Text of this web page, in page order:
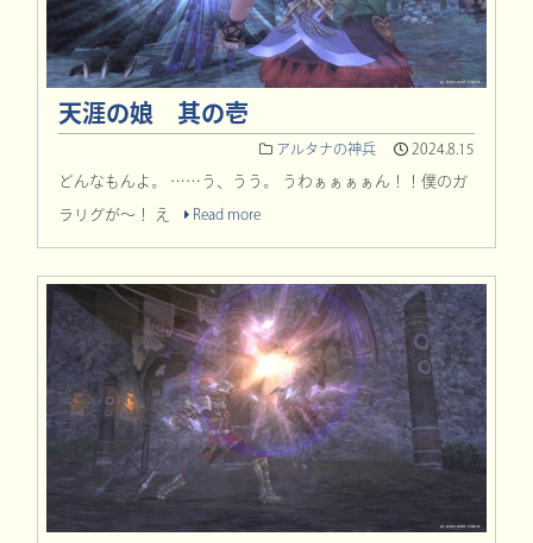
天涯の娘 其の壱
アルタナの神兵 2024.8.15
どんなもんよ。 ……う、うう。 うわぁぁぁぁん！！僕のガ
ラリグが～！ え Read more